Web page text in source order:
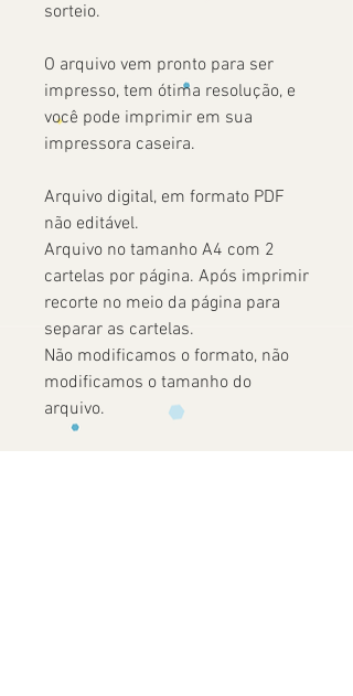
sorteio.
O arquivo vem pronto para ser
impresso, tem ótima resolução, e
você pode imprimir em sua
impressora caseira.
Arquivo digital, em formato PDF
não editável.
Arquivo no tamanho A4 com 2
cartelas por página. Após imprimir
recorte no meio da página para
separar as cartelas.
Não modificamos o formato, não
modificamos o tamanho do
arquivo.